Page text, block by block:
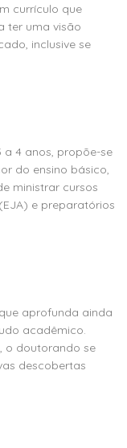
currículo que
ter uma visão
inclusive se
4 anos, propõe-se
do ensino básico,
ministrar cursos
e preparatórios
aprofunda ainda
acadêmico.
o doutorando se
descobertas